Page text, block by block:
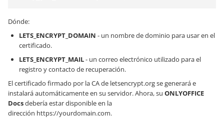
Dónde:
LETS_ENCRYPT_DOMAIN - un nombre de dominio para usar en el
certificado.
LETS_ENCRYPT_MAIL- un correo electrónico utilizado para el
registro y contacto de recuperación.
El certificado firmado por la CA de letsencrypt.org se generará e
instalará automáticamente en su servidor. Ahora, su ONLYOFFICE
Docsdebería estar disponible en la
dirección https://yourdomain.com.